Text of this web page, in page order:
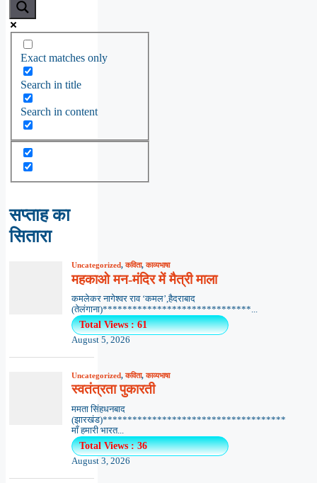
Exact matches only
Search in title
Search in content
सप्ताह का
सितारा